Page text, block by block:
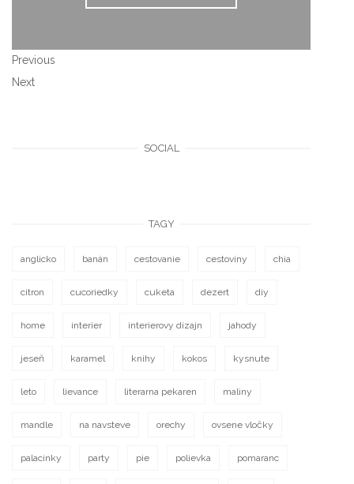
Previous
Next
SOCIAL
TAGY
anglicko banán cestovanie cestoviny chia
citron cucoriedky cuketa dezert diy
home interier interierovy dizajn jahody
jeseň karamel knihy kokos kysnute
leto lievance literarna pekaren maliny
mandle na navsteve orechy ovsene vločky
palacinky party pie polievka pomaranc